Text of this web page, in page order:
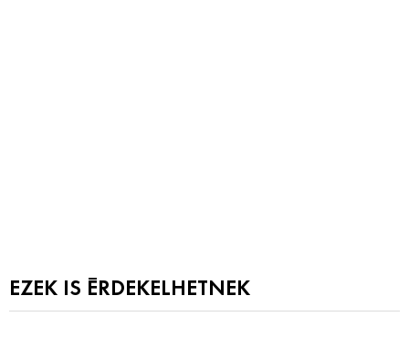
EZEK IS ÉRDEKELHETNEK